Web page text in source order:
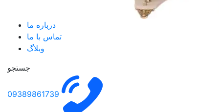
درباره ما
تماس با ما
وبلاگ
جستجو
09389861739